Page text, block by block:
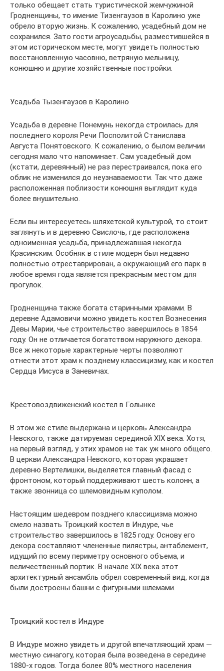
только обещает стать туристической жемчужиной
Гродненщины, то имение Тизенгаузов в Каролино уже
обрело вторую жизнь. К сожалению, усадебный дом не
сохранился. Зато гости агроусадьбы, разместившейся в
этом историческом месте, могут увидеть полностью
восстановленную часовню, ветряную мельницу,
конюшню и другие хозяйственные постройки.
Усадьба Тызенгаузов в Каролино
Усадьба в деревне Понемунь некогда строилась для
последнего короля Речи Посполитой Станислава
Августа Понятовского. К сожалению, о былом величии
сегодня мало что напоминает. Сам усадебный дом
(кстати, деревянный) не раз перестраивался, пока его
облик не изменился до неузнаваемости. Так что даже
расположенная поблизости конюшня выглядит куда
более внушительно.
Если вы интересуетесь шляхетской культурой, то стоит
заглянуть и в деревню Свислочь, где расположена
одноименная усадьба, принадлежавшая некогда
Красинским. Особняк в стиле модерн был недавно
полностью отреставрирован, а окружающий его парк в
любое время года является прекрасным местом для
прогулок.
Гродненщина также богата старинными храмами. В
деревне Адамовичи можно увидеть костел Вознесения
Девы Марии, чье строительство завершилось в 1854
году. Он не отличается богатством наружного декора.
Все ж некоторые характерные черты позволяют
отнести этот храм к позднему классицизму, как и костел
Сердца Иисуса в Заневичах.
Крестовоздвиженский костел в Голынке
В этом же стиле выдержана и церковь Александра
Невского, также датируемая серединой XIX века. Хотя,
на первый взгляд, у этих храмов не так уж много общего.
В церкви Александра Невского, которая украшает
деревню Вертелишки, выделяется главный фасад с
фронтоном, который поддерживают шесть колонн, а
также звонница со шлемовидным куполом.
Настоящим шедевром позднего классицизма можно
смело назвать Троицкий костел в Индуре, чье
строительство завершилось в 1825 году. Основу его
декора составляют члененные пилястры, антаблемент,
идущий по всему периметру основного объема, и
величественный портик. В начале XIX века этот
архитектурный ансамбль обрел современный вид, когда
были достроены башни с фигурными шлемами.
Троицкий костел в Индуре
В Индуре можно увидеть и другой впечатляющий храм —
местную синагогу, которая была возведена в середине
1880-х годов. Тогда более 80% местного населения